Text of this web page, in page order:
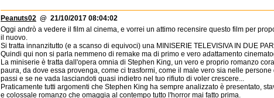
Peanuts02 @ 21/10/2017 08:04:02
Oggi andrò a vedere il film al cinema, e vorrei un attimo recensire questo film per
il nuovo.
Si tratta innanzitutto (e a scanso di equivoci) una MINISERIE TELEVISIVA IN DUE
Quindi qui non si parla nemmeno di remake ma di primo e vero adattamento
La miniserie è tratta dall'opera omnia di Stephen King, un vero e proprio romanzo
paura, da dove essa provenga, come ci trasformi, come il male vero sia nelle
passi e se ne vada lasciandoti quasi indietro nel tuo rifiuto di voler crescere...
Praticamente tutti argomenti che Stephen King ha sempre analizzato è presentato,
e colossale romanzo che omaggia al contempo tutto l'horror mai fatto prima.